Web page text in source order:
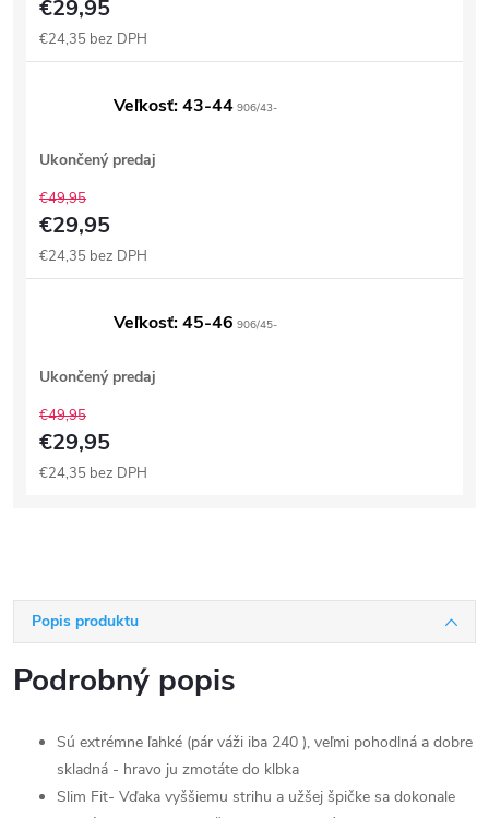
€29,95
€24,35 bez DPH
Veľkosť: 43-44 906/43-
Ukončený predaj
€49,95
€29,95
€24,35 bez DPH
Veľkosť: 45-46 906/45-
Ukončený predaj
€49,95
€29,95
€24,35 bez DPH
Popis produktu
Podrobný popis
Sú extrémne ľahké (pár váži iba 240 ), veľmi pohodlná a dobre
skladná - hravo ju zmotáte do klbka
Slim Fit- Vďaka vyššiemu strihu a užšej špičke sa dokonale